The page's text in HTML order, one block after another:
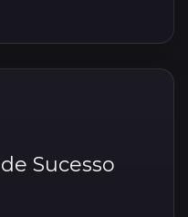
Sucesso